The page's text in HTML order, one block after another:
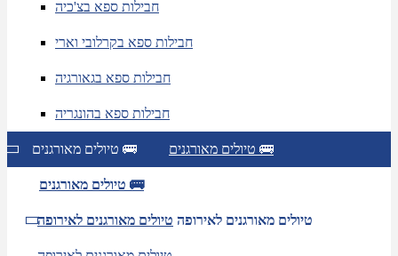
חבילות ספא בצ'כיה
חבילות ספא בקרלובי וארי
חבילות ספא בגאורגיה
חבילות ספא בהונגריה
טיולים מאורגנים 🚌 טיולים מאורגנים 🚌
טיולים מאורגנים 🚌
טיולים מאורגנים לאירופה טיולים מאורגנים לאירופה